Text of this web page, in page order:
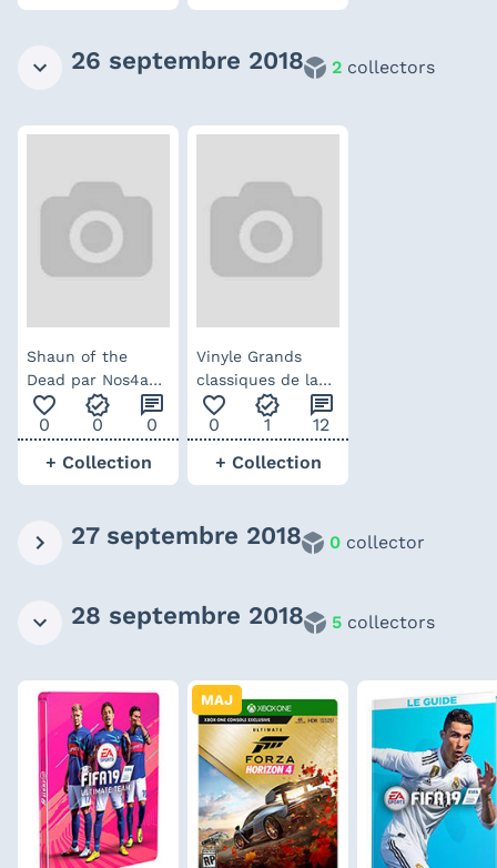
26 septembre 2018 2 collectors
Shaun of the
Dead par Nos4a2
– Sérigraphie
édition limitée
favorite_outline
0
verified
0
chat
0
+ Collection
Vinyle Grands
classiques de la
musique de
Western – bonus
favorite_outline
0
verified
1
chat
12
+ Collection
27 septembre 2018 0 collector
28 septembre 2018 5 collectors
MAJ